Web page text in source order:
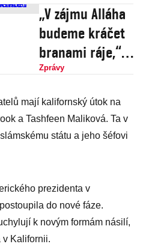
„V zájmu Alláha
budeme kráčet
branami ráje,“
zní na nahrávce
americkou
angličtinou
Zprávy
mají kalifornský útok na
a Tashfeen Maliková. Ta v
státu a jeho šéfovi
prezidenta v
do nové fáze.
k novým formám násilí,
v Kalifornii.